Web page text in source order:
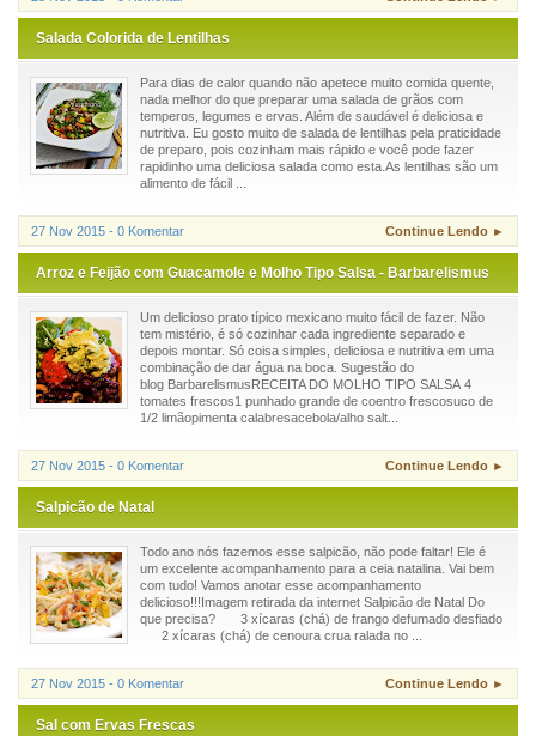
Salada Colorida de Lentilhas
Para dias de calor quando não apetece muito comida quente,
nada melhor do que preparar uma salada de grãos com
temperos, legumes e ervas. Além de saudável é deliciosa e
nutritiva. Eu gosto muito de salada de lentilhas pela praticidade
de preparo, pois cozinham mais rápido e você pode fazer
rapidinho uma deliciosa salada como esta.As lentilhas são um
alimento de fácil ...
27 Nov 2015 - 0 Komentar Continue Lendo ►
Arroz e Feijão com Guacamole e Molho Tipo Salsa - Barbarelismus
Um delicioso prato típico mexicano muito fácil de fazer. Não
tem mistério, é só cozinhar cada ingrediente separado e
depois montar. Só coisa simples, deliciosa e nutritiva em uma
combinação de dar água na boca. Sugestão do
blog BarbarelismusRECEITA DO MOLHO TIPO SALSA 4
tomates frescos1 punhado grande de coentro frescosuco de
1/2 limãopimenta calabresacebola/alho salt...
27 Nov 2015 - 0 Komentar Continue Lendo ►
Salpicão de Natal
Todo ano nós fazemos esse salpicão, não pode faltar! Ele é
um excelente acompanhamento para a ceia natalina. Vai bem
com tudo! Vamos anotar esse acompanhamento
delicioso!!!Imagem retirada da internet Salpicão de Natal Do
que precisa? 3 xícaras (chá) de frango defumado desfiado
2 xícaras (chá) de cenoura crua ralada no ...
27 Nov 2015 - 0 Komentar Continue Lendo ►
Sal com Ervas Frescas